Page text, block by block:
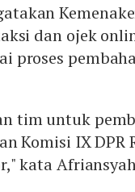
dan ojek
proses
tim untuk
Komisi IX DPR
kata